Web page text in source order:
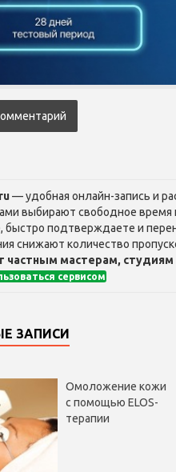
— удобная онлайн-запись и
выбирают свободное время
быстро подтверждаете и
снижают количество
частным мастерам,
сервисом
ЗАПИСИ
Омоложение кожи
с помощью ELOS-
терапии